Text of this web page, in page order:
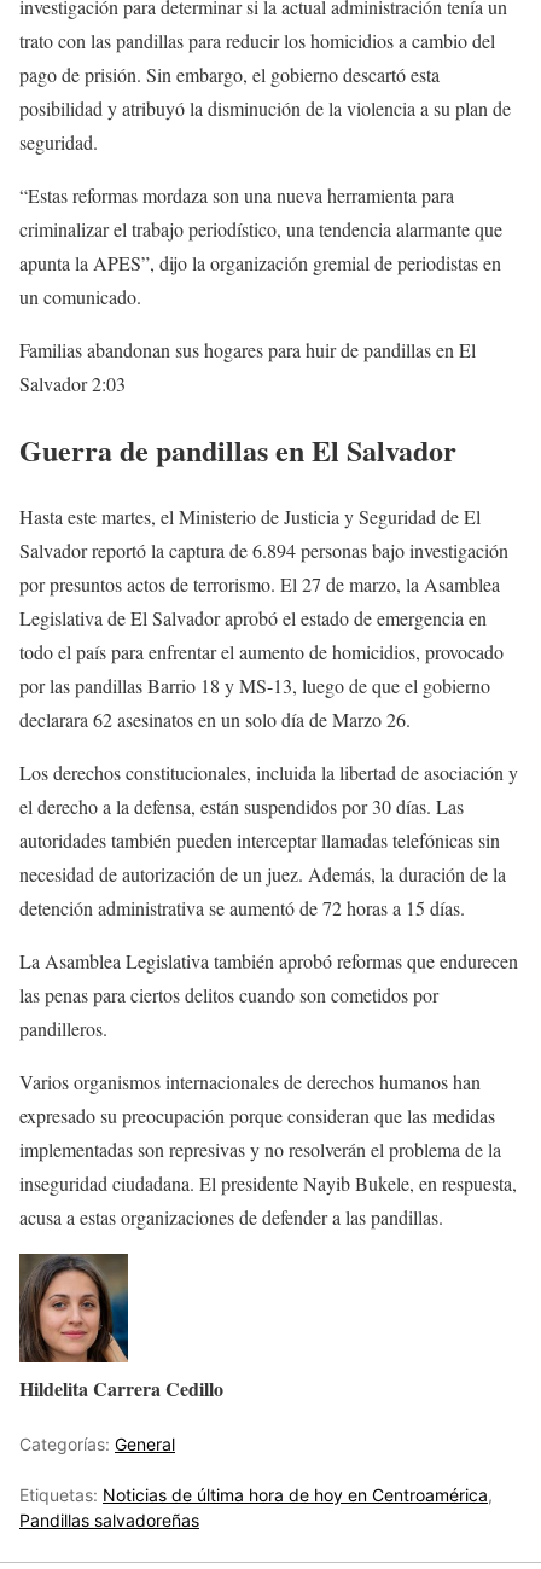
investigación para determinar si la actual administración tenía un
trato con las pandillas para reducir los homicidios a cambio del
pago de prisión. Sin embargo, el gobierno descartó esta
posibilidad y atribuyó la disminución de la violencia a su plan de
seguridad.
“Estas reformas mordaza son una nueva herramienta para
criminalizar el trabajo periodístico, una tendencia alarmante que
apunta la APES”, dijo la organización gremial de periodistas en
un comunicado.
Familias abandonan sus hogares para huir de pandillas en El
Salvador2:03
Guerra de pandillas en El Salvador
Hasta este martes, el Ministerio de Justicia y Seguridad de El
Salvador reportó la captura de 6.894 personas bajo investigación
por presuntos actos de terrorismo. El 27 de marzo, la Asamblea
Legislativa de El Salvador aprobó el estado de emergencia en
todo el país para enfrentar el aumento de homicidios, provocado
por las pandillas Barrio 18 y MS-13, luego de que el gobierno
declarara 62 asesinatos en un solo día de Marzo 26.
Los derechos constitucionales, incluida la libertad de asociación y
el derecho a la defensa, están suspendidos por 30 días. Las
autoridades también pueden interceptar llamadas telefónicas sin
necesidad de autorización de un juez. Además, la duración de la
detención administrativa se aumentó de 72 horas a 15 días.
La Asamblea Legislativa también aprobó reformas que endurecen
las penas para ciertos delitos cuando son cometidos por
pandilleros.
Varios organismos internacionales de derechos humanos han
expresado su preocupación porque consideran que las medidas
implementadas son represivas y no resolverán el problema de la
inseguridad ciudadana. El presidente Nayib Bukele, en respuesta,
acusa a estas organizaciones de defender a las pandillas.
Hildelita Carrera Cedillo
Categorías: General
Etiquetas: Noticias de última hora de hoy en Centroamérica,
Pandillas salvadoreñas